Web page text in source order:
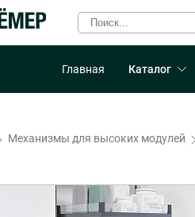
Главная Каталог
Механизмы для высоких модулей